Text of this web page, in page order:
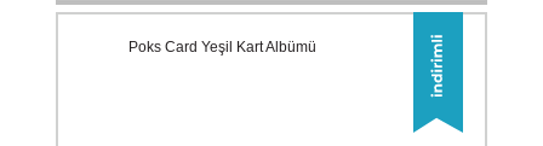
Poks Card Yeşil Kart Albümü